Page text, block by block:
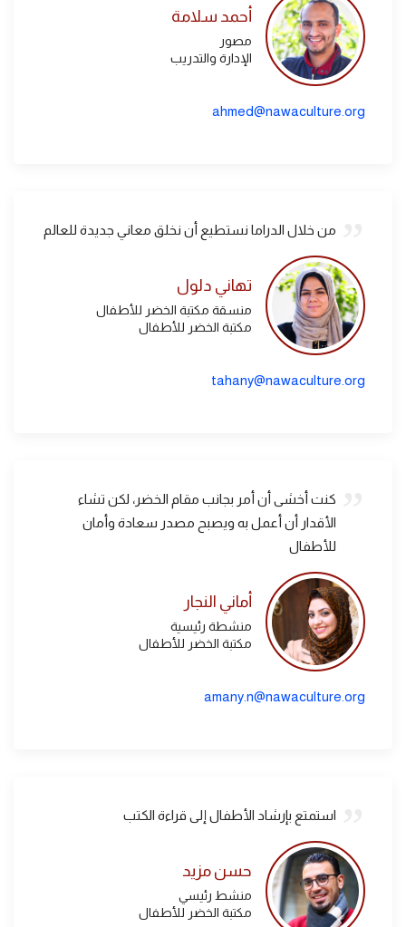
أحمد سلامة
مصور
الإدارة والتدريب
ahmed@nawaculture.org
من خلال الدراما نستطيع أن نخلق معاني جديدة للعالم
تهاني دلول
منسقة مكتبة الخضر للأطفال
مكتبة الخضر للأطفال
tahany@nawaculture.org
كنت أخشى أن أمر بجانب مقام الخضر، لكن تشاء
الأقدار أن أعمل به ويصبح مصدر سعادة وأمان
للأطفال
أماني النجار
منشطة رئيسية
مكتبة الخضر للأطفال
amany.n@nawaculture.org
استمتع بإرشاد الأطفال إلى قراءة الكتب
حسن مزيد
منشط رئيسي
مكتبة الخضر للأطفال